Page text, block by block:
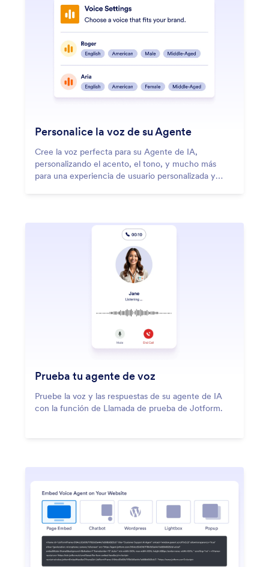
Personalice la voz de su Agente
Cree la voz perfecta para su Agente de IA,
personalizando el acento, el tono, y mucho más
para una experiencia de usuario personalizada y
Prueba tu agente de voz
Pruebe la voz y las respuestas de su agente de IA
con la función de Llamada de prueba de Jotform.